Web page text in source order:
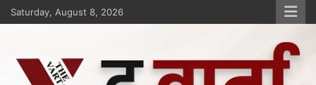
Saturday, August 8, 2026